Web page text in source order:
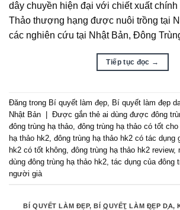
dây chuyền hiện đại với chiết xuất
Thảo thượng hạng được nuôi trồng tại
các nghiên cứu tại Nhật Bản, Đông
Tiếp tục đọc →
Đăng trong Bí quyết làm đẹp Bí quyết làm đẹp
Nhật Bản
Được gắn thẻ ai dùng được đông
đông trùng hạ thảo đông trùng hạ thảo có tốt
hạ thảo hk2 đông trùng hạ thảo hk2 có tác dụng
hk2 có tốt không đông trùng hạ thảo hk2 review,
dùng đông trùng hạ thảo hk2 tác dụng của đông
người già
BÍ QUYẾT LÀM ĐẸP, BÍ QUYẾT LÀM ĐẸP DA,